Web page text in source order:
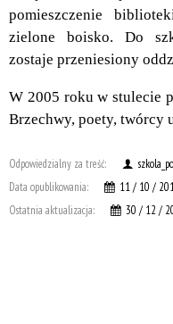
pomieszczenie
zielone boisko. Do
zostaje przeniesiony
W 2005 roku w stulecie
Brzechwy, poety, twórcy
Odpowiedzialny za treść:
Data opublikowania:
11 / 10 /
Ostatnia aktualizacja:
30 / 12 /